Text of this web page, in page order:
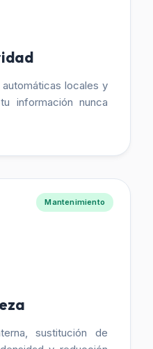
locales y
información nunca
Mantenimiento
sustitución de